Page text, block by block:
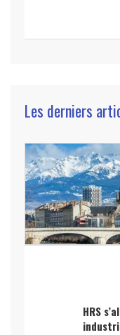
Les derniers
HRS